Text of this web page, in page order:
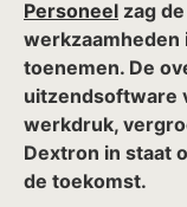
Personeel zag
werkzaamheden
toenemen. De
uitzendsoftware
werkdruk,
Dextron in staat
de toekomst.